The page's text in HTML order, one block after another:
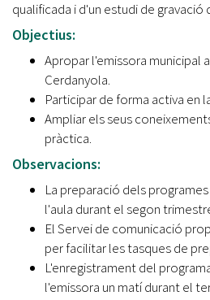
qualificada i d'un estudi de gravació
Objectius:
Apropar l'emissora municipal
Cerdanyola.
Participar de forma activa en
Ampliar els seus
pràctica.
Observacions:
La preparació dels
l'aula durant el segon
El Servei de comunicació
per facilitar les tasques de
L'enregistrament del
l'emissora un matí durant el